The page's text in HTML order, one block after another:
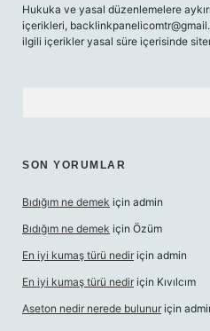
Hukuka ve yasal düzenlemelere
içerikleri,
ilgili içerikler yasal süre içerisinde
SON YORUMLAR
Bıdığım ne demek için admin
Bıdığım ne demek için Özüm
En iyi kumaş türü nedir için admin
En iyi kumaş türü nedir için Kıvılcım
Aseton nedir nerede bulunur için